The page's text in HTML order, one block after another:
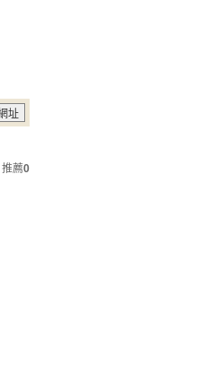
推薦0